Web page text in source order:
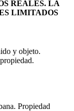
REALES. LA
LIMITADOS
y objeto.
Propiedad